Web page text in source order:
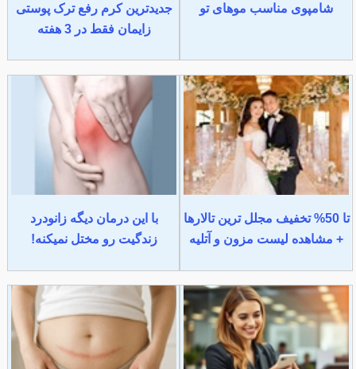
شامپوی مناسب موهای تو
جدیدترین کرم رفع ترک پوستی
زایمان فقط در 3 هفته
تا 50% تخفیف مجلل ترین تالارها
+ مشاهده لیست مزون و آتلیه
با این درمان دیگه زانودرد
زندگیت رو مختل نمیکنه!